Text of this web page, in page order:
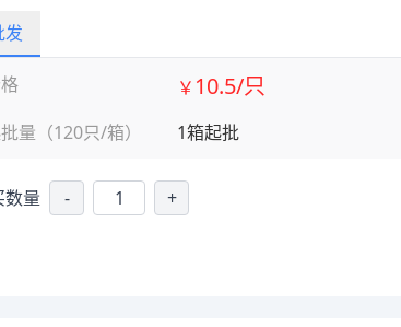
发
量（120只/箱）
￥ 10.5/只
1箱起批
数量 - +